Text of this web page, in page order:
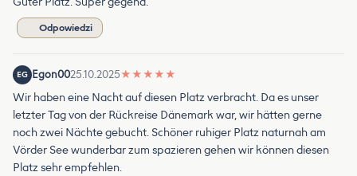
Odpowiedzi
EG Egon0025.10.2025★ ★ ★ ★ ★
Wir haben eine Nacht auf diesen Platz verbracht. Da es unser
letzter Tag von der Rückreise Dänemark war, wir hätten gerne
noch zwei Nächte gebucht. Schöner ruhiger Platz naturnah am
Vörder See wunderbar zum spazieren gehen wir können diesen
Platz sehr empfehlen.